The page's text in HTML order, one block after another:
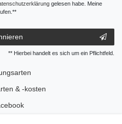
gelesen habe. Meine
** Hierbei handelt es sich um ein Pflichtfeld.
& -kosten